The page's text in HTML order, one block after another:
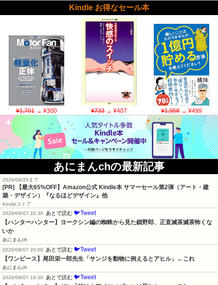
Kindle お得なセール本
¥1,701→ ¥300 ¥733→ ¥407 ¥1,958→ ¥499
あにまんchの最新記事
2026/08/20まで
[PR]
【最大65%OFF】Amazon公式 Kindle本 サマーセール第2弾（アート・建
築・デザイン）『なるほどデザイン』他
Kindleストア
2026/08/07 20:30
あとで読む 🐦Tweet
【ハンターハンター】ヨークシン編の蜘蛛から見た鎖野郎、正直滅茶滅茶怖くな
いか
あにまんch
2026/08/07 20:00
あとで読む 🐦Tweet
【ワンピース】尾田栄一郎先生「サンジを動物に例えるとアヒル」←これ
あにまんch
2026/08/07 19:30
あとで読む 🐦Tweet